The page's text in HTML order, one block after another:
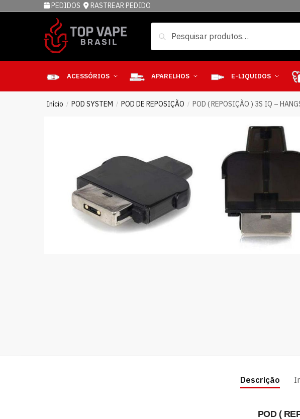
PEDIDOS RASTREAR PEDIDO
ACESSÓRIOS APARELHOS E-LIQUIDOS
Início / POD SYSTEM / POD DE REPOSIÇÃO / POD ( REPOSIÇÃO ) 3S IQ –
Descrição
POD (